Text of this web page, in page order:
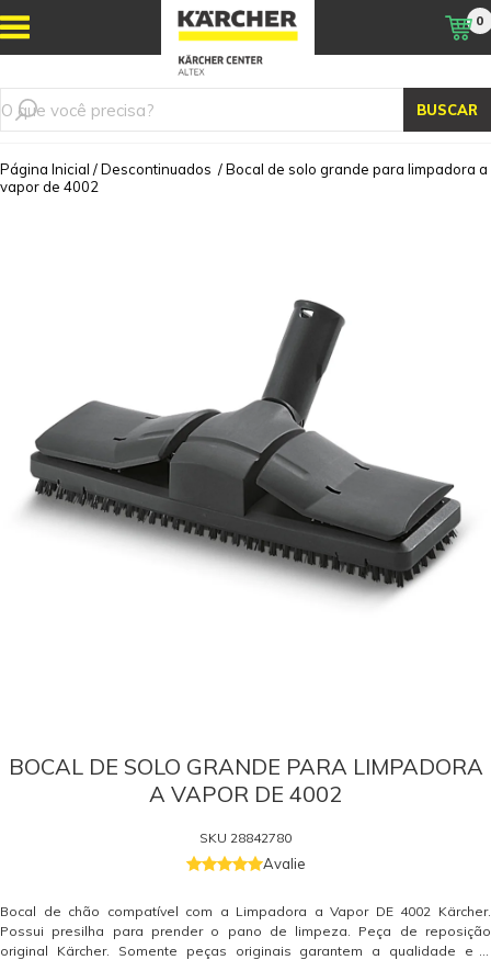
BUSCAR
0
Página Inicial /Descontinuados /Bocal de solo grande para limpadora a
vapor de 4002
BOCAL DE SOLO GRANDE PARA LIMPADORA
A VAPOR DE 4002
SKU 28842780
Avalie
Bocal de chão compatível com a Limpadora a Vapor DE 4002 Kärcher.
Possui presilha para prender o pano de limpeza. Peça de reposição
original Kärcher. Somente peças originais garantem a qualidade e a